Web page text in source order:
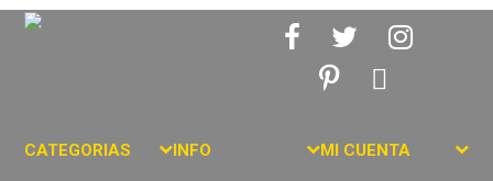
CATEGORIAS INFO MI CUENTA